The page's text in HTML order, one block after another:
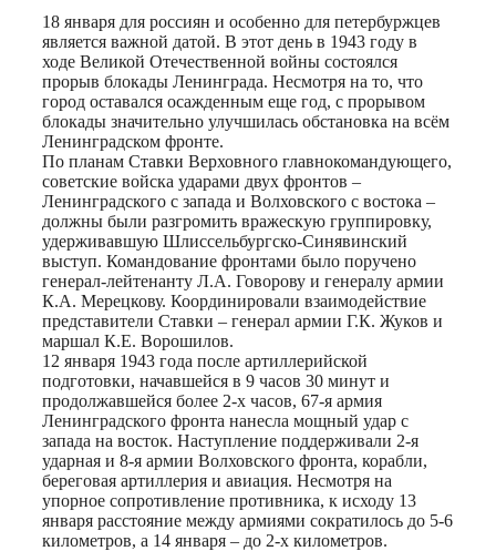
Print
18 января для россиян и особенно для петербуржцев
является важной датой. В этот день в 1943 году в
ходе Великой Отечественной войны состоялся
прорыв блокады Ленинграда. Несмотря на то, что
город оставался осажденным еще год, с прорывом
блокады значительно улучшилась обстановка на всём
Ленинградском фронте.
По планам Ставки Верховного главнокомандующего,
советские войска ударами двух фронтов –
Ленинградского с запада и Волховского с востока –
должны были разгромить вражескую группировку,
удерживавшую Шлиссельбургско-Синявинский
выступ. Командование фронтами было поручено
генерал-лейтенанту Л.А. Говорову и генералу армии
К.А. Мерецкову. Координировали взаимодействие
представители Ставки – генерал армии Г.К. Жуков и
маршал К.Е. Ворошилов.
12 января 1943 года после артиллерийской
подготовки, начавшейся в 9 часов 30 минут и
продолжавшейся более 2-х часов, 67-я армия
Ленинградского фронта нанесла мощный удар с
запада на восток. Наступление поддерживали 2-я
ударная и 8-я армии Волховского фронта, корабли,
береговая артиллерия и авиация. Несмотря на
упорное сопротивление противника, к исходу 13
января расстояние между армиями сократилось до 5-6
километров, а 14 января – до 2-х километров.